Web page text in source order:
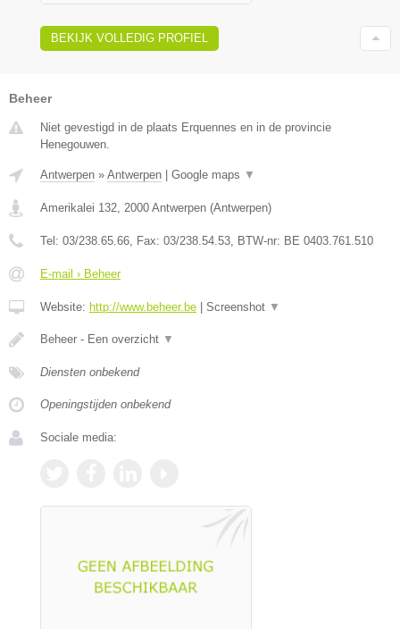
BEKIJK VOLLEDIG PROFIEL
Beheer
Niet gevestigd in de plaats Erquennes en in de provincie
Henegouwen.
Antwerpen » Antwerpen Google maps ▼
Amerikalei 132, 2000 Antwerpen (Antwerpen)
Tel: 03/238.65.66, Fax: 03/238.54.53, BTW-nr: BE 0403.761.510
E-mail › Beheer
Website: http://www.beheer.be Screenshot ▼
Beheer - Een overzicht ▼
Diensten onbekend
Openingstijden onbekend
Sociale media: